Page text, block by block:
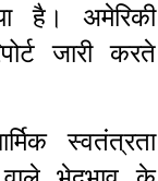
है। अमेरिकी
जारी करते
स्वतंत्रता